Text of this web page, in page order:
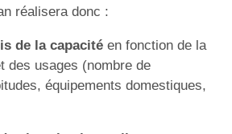
réalisera donc :
de la capacitéen fonction de la
des usages (nombre de
équipements domestiques,